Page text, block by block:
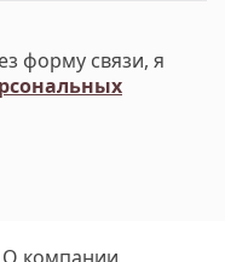
форму связи, я